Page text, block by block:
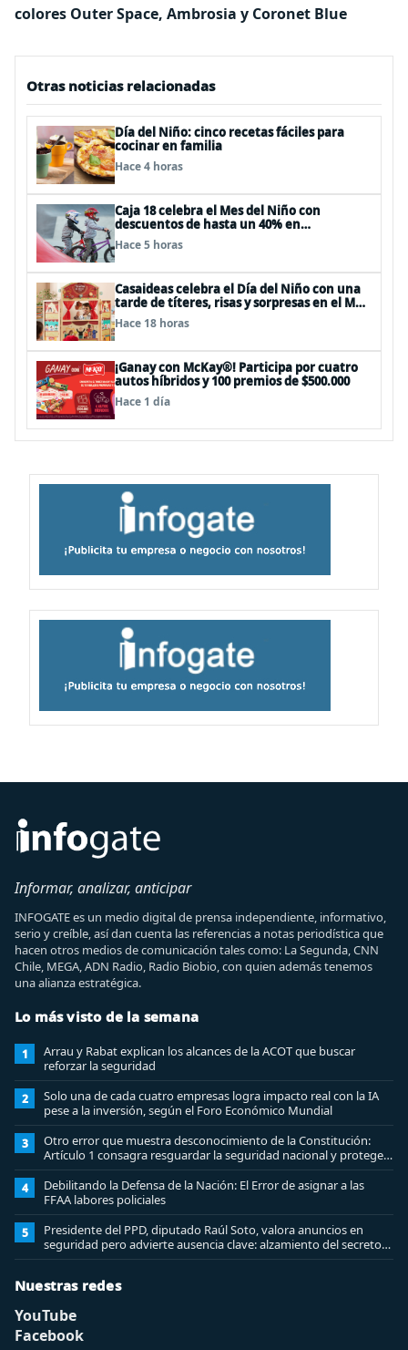
colores Outer Space, Ambrosia y Coronet Blue
Otras noticias relacionadas
Día del Niño: cinco recetas fáciles para
cocinar en familia
Hace 4 horas
Caja 18 celebra el Mes del Niño con
descuentos de hasta un 40% en
panoramas, cine, shows y streaming
Hace 5 horas
Casaideas celebra el Día del Niño con una
tarde de títeres, risas y sorpresas en el Mall
Plaza Vespucio
Hace 18 horas
¡Ganay con McKay®! Participa por cuatro
autos híbridos y 100 premios de $500.000
Hace 1 día
Informar, analizar, anticipar
INFOGATE es un medio digital de prensa independiente, informativo,
serio y creíble, así dan cuenta las referencias a notas periodística que
hacen otros medios de comunicación tales como: La Segunda, CNN
Chile, MEGA, ADN Radio, Radio Biobio, con quien además tenemos
una alianza estratégica.
Lo más visto de la semana
1
Arrau y Rabat explican los alcances de la ACOT que buscar
reforzar la seguridad
2
Solo una de cada cuatro empresas logra impacto real con la IA
pese a la inversión, según el Foro Económico Mundial
3
Otro error que muestra desconocimiento de la Constitución:
Artículo 1 consagra resguardar la seguridad nacional y proteger
a los ciudadanos
4
Debilitando la Defensa de la Nación: El Error de asignar a las
FFAA labores policiales
5
Presidente del PPD, diputado Raúl Soto, valora anuncios en
seguridad pero advierte ausencia clave: alzamiento del secreto
bancario
Nuestras redes
YouTube
Facebook